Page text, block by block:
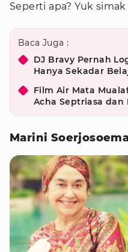
Seperti apa? Yuk
Baca Juga :
DJ Bravy Pernah
Hanya Sekadar
Film Air Mata
Acha Septriasa dan
Marini